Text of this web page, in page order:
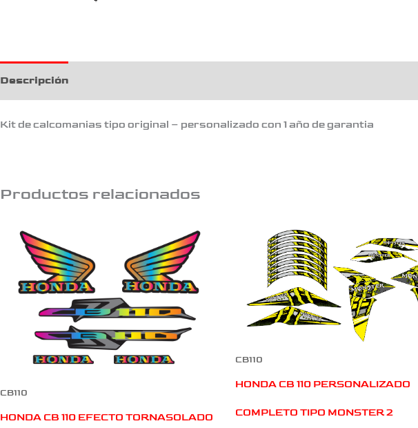
Descripción
Kit de calcomanias tipo original – personalizado con 1 año de garantia
Productos relacionados
CB110
HONDA CB 110 EFECTO TORNASOLADO
CB110
HONDA CB 110 PERSONALIZADO
COMPLETO TIPO MONSTER 2